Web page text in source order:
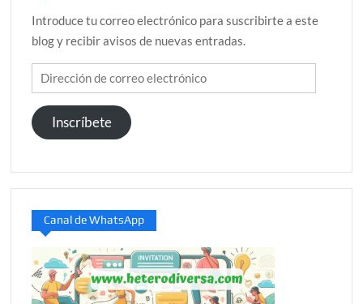
Introduce tu correo electrónico para suscribirte a este
blog y recibir avisos de nuevas entradas.
Dirección
de
correo
electrónico
Inscríbete
Canal de WhatsApp